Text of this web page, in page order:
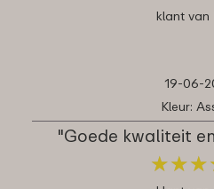
klant van
19-06-
Kleur:
"Goede kwaliteit
★★★
★★★